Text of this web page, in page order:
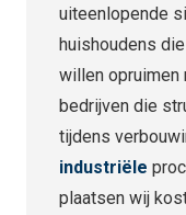
uiteenlopende
huishoudens
willen
bedrijven die
tijdens
industriële
plaatsen wij